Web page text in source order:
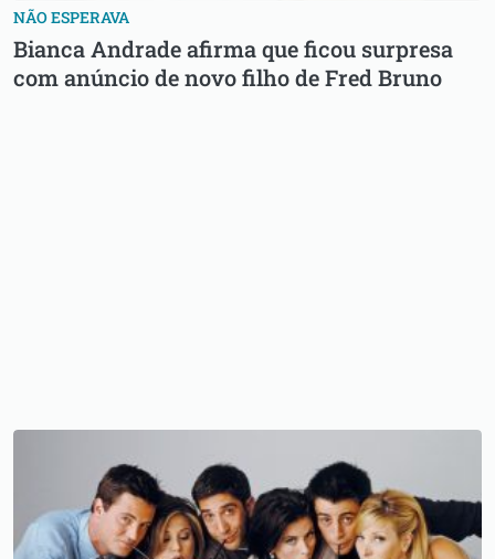
NÃO ESPERAVA
Bianca Andrade afirma que ficou surpresa
com anúncio de novo filho de Fred Bruno